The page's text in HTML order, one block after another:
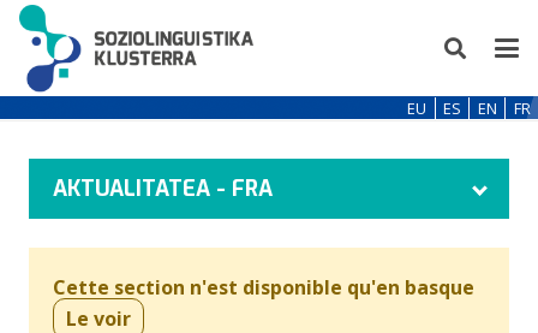
EU ES EN FR
AKTUALITATEA - FRA
Cette section n'est disponible qu'en basque
Le voir